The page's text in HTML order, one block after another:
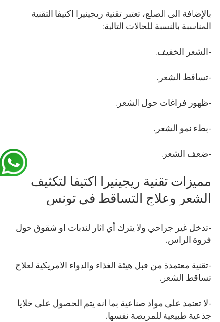
بالإضافة الى الصلع، تعتبر تقنية ريجينيرا اكتيفا التقنية
المناسبة بالنسبة للحالات التالية:
-الشعر الخفيف.
-تساقط الشعر.
-ظهور فراغات حول الشعر.
-بطء نمو الشعر.
-ضعف الشعر.
مميزات تقنية ريجينيرا اكتيفا لتكثيف
الشعر وعلاج التساقط في تونس
-تدخل غير جراحي ولا يترك أي اثار لندبات او شقوق حول
فروة الراس.
-تقنية معتمدة من قبل هيئة الغذاء والدواء الامريكية لعلاج
تساقط الشعر.
-لا تعتمد على مواد صناعية بما انه يتم الحصول على خلايا
جذعية طبيعية للمريضة نفسها.